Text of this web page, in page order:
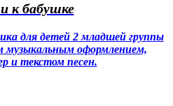
к бабушке
для детей 2 младшей группы
музыкальным оформлением,
и текстом песен.